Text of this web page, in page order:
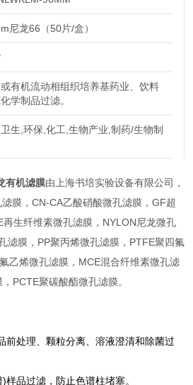
尼龙66（50片/盒）
有机流动相组织培养基药业、饮料
学制品过滤。
生,环保,化工,生物产业,制药/生物制
有机滤膜由上海书培实验设备有限公司，
膜，CN-CA乙酸硝酸微孔滤膜，GF超
生纤维素微孔滤膜，NYLON尼龙微孔
滤膜，PP聚丙烯微孔滤膜，PTFE聚四氟
乙烯微孔滤膜，MCE混合纤维素微孔滤
PCTE聚碳酸酯微孔滤膜。
前处理、颗粒分离、溶液澄清和除菌过
品过滤，防止色谱柱堵塞。